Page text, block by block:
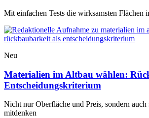
Mit einfachen Tests die wirksamsten Flächen
Neu
Materialien im Altbau wählen:
Entscheidungskriterium
Nicht nur Oberfläche und Preis, sondern auch
mitdenken